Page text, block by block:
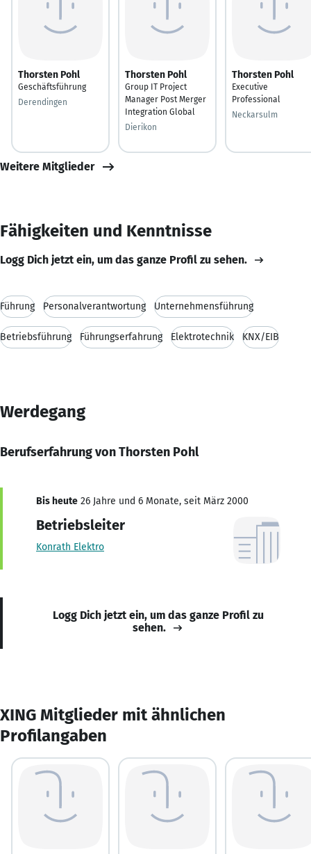
Thorsten Pohl
Geschäftsführung
Derendingen
Thorsten Pohl
Group IT Project
Manager Post Merger
Integration Global
Dierikon
Thorsten Pohl
Executive
Professional
Neckarsulm
Weitere Mitglieder
Fähigkeiten und Kenntnisse
Logg Dich jetzt ein, um das ganze Profil zu sehen.
Führung Personalverantwortung Unternehmensführung
Betriebsführung Führungserfahrung Elektrotechnik KNX/EIB
Werdegang
Berufserfahrung von Thorsten Pohl
Bis heute 26 Jahre und 6 Monate, seit März 2000
Betriebsleiter
Konrath Elektro
Logg Dich jetzt ein, um das ganze Profil zu
sehen.
XING Mitglieder mit ähnlichen
Profilangaben